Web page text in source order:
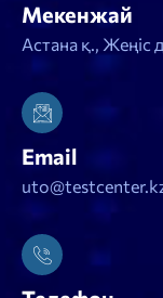
Мекенжай
Астана қ., Жеңіс
Email